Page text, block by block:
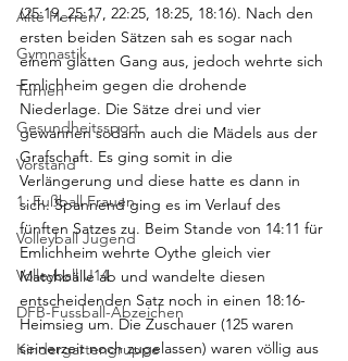
Alte Herren
Gymnastik
Turnen
Gesundheitssport
Vorstand
1. Fußball Frauen
Volleyball Jugend
Volleyball U14
DFB-Fussball-Abzeichen
Kindergartengruppe
(25:19, 25:17, 22:25, 18:25, 18:16). Nach den
ersten beiden Sätzen sah es sogar nach
einem glatten Gang aus, jedoch wehrte sich
Emlichheim gegen die drohende
Niederlage. Die Sätze drei und vier
gewannen sodann auch die Mädels aus der
Grafschaft. Es ging somit in die
Verlängerung und diese hatte es dann in
sich. Spannend ging es im Verlauf des
fünften Satzes zu. Beim Stande von 14:11 für
Emlichheim wehrte Oythe gleich vier
Matchbälle ab und wandelte diesen
entscheidenden Satz noch in einen 18:16-
Heimsieg um. Die Zuschauer (125 waren
seinerzeit noch zugelassen) waren völlig aus